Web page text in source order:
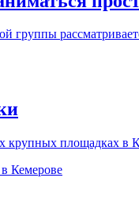
группы
крупных площадках в